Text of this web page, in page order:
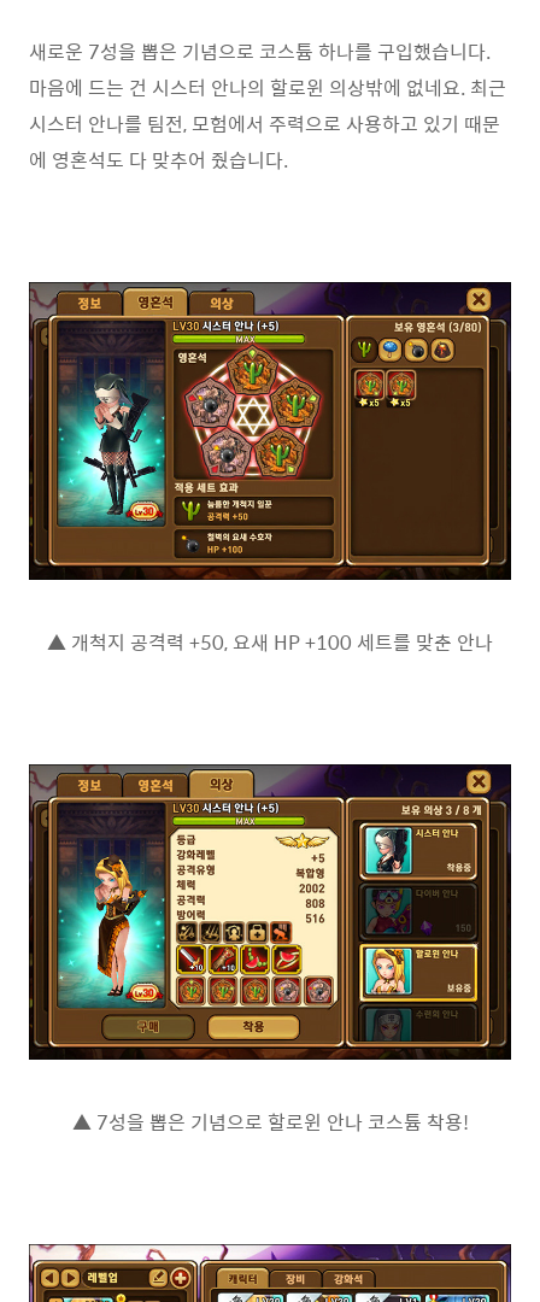
새로운 7성을 뽑은 기념으로 코스튬 하나를 구입했습니다.
마음에 드는 건 시스터 안나의 할로윈 의상밖에 없네요. 최근
시스터 안나를 팀전, 모험에서 주력으로 사용하고 있기 때문
에 영혼석도 다 맞추어 줬습니다.
▲ 개척지 공격력 +50, 요새 HP +100 세트를 맞춘 안나
▲ 7성을 뽑은 기념으로 할로윈 안나 코스튬 착용!